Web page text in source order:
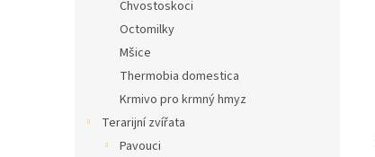
Chvostoskoci
Octomilky
Mšice
Thermobia domestica
Krmivo pro krmný hmyz
Terarijní zvířata
Pavouci